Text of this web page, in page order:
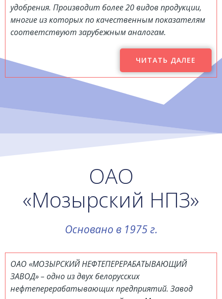
удобрения. Производит более 20 видов продукции,
многие из которых по качественным показателям
соответствуют зарубежным аналогам.
ЧИТАТЬ ДАЛЕЕ
ОАО
«Мозырский НПЗ»
Основано в 1975 г.
ОАО «МОЗЫРСКИЙ НЕФТЕПЕРЕРАБАТЫВАЮЩИЙ
ЗАВОД» – одно из двух белорусских
нефтеперерабатывающих предприятий. Завод